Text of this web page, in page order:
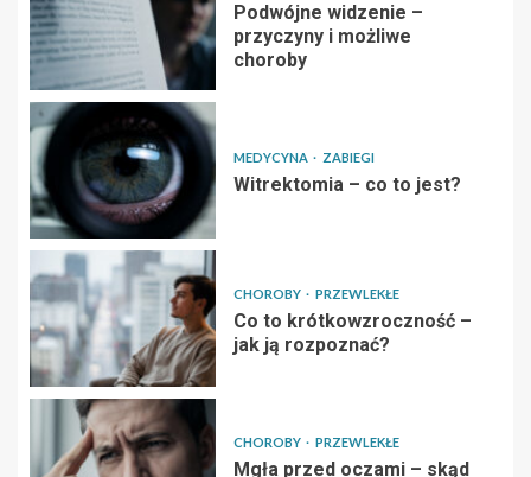
Podwójne widzenie –
przyczyny i możliwe
choroby
MEDYCYNA ZABIEGI
Witrektomia – co to jest?
CHOROBY PRZEWLEKŁE
Co to krótkowzroczność –
jak ją rozpoznać?
CHOROBY PRZEWLEKŁE
Mgła przed oczami – skąd